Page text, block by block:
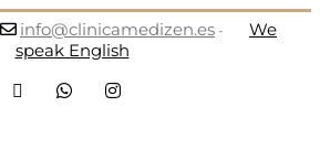
info@clinicamedizen.es -
We
speak English
FacebookWhatsAppInstagram